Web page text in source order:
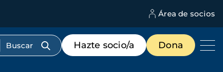
Área de socios
Menú
de
destacados
Hazte socio/a Dona